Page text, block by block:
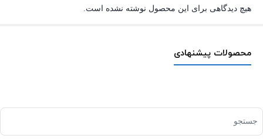
هیچ دیدگاهی برای این محصول نوشته نشده است.
محصولات پیشنهادی